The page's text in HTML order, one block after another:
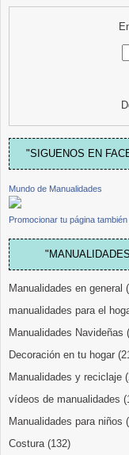
"SIGUENOS EN
Mundo de Manualidades
Promocionar tu página también
Manualidades en general
manualidades para el
Manualidades Navideñas
Decoración en tu hogar
Manualidades y reciclaje
vídeos de manualidades
Manualidades para niños
Costura (132)